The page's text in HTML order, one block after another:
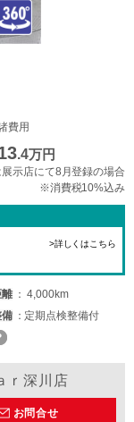
費用
.4万円
示店にて8月登録の場合
※消費税10%込み
>詳しくはこちら
4,000km
定期点検整備付
ｒ深川店
お問合せ